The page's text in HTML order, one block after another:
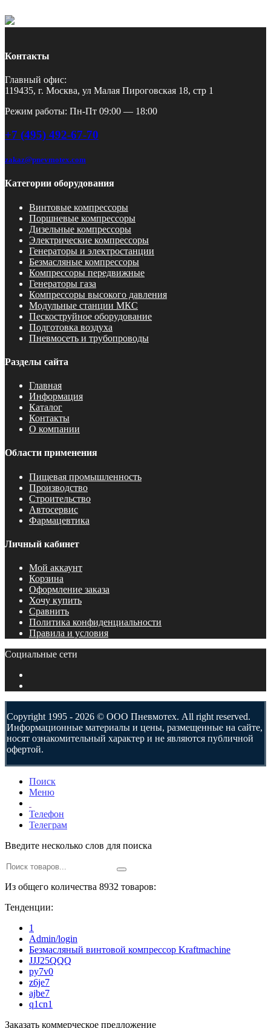
Контакты
Главный офис:
119435, г. Москва, ул Малая Пироговская 18, стр 1
Режим работы: Пн-Пт 09:00 — 18:00
+7 (495) 492-67-70
zakaz@pnevmotex.com
Категории оборудования
Винтовые компрессоры
Поршневые компрессоры
Дизельные компрессоры
Электрические компрессоры
Генераторы и электростанции
Безмасляные компрессоры
Компрессоры передвижные
Генераторы газа
Компрессоры высокого давления
Модульные станции МКС
Пескоструйное оборудование
Подготовка воздуха
Пневмосеть и трубопроводы
Разделы сайта
Главная
Информация
Каталог
Контакты
О компании
Области применения
Пищевая промышленность
Производство
Строительство
Автосервис
Фармацевтика
Личный кабинет
Мой аккаунт
Корзина
Оформление заказа
Хочу купить
Сравнить
Политика конфиденциальности
Правила и условия
Социальные сети
Copyright 1995 - 2026 © ООО Пневмотех. All right reserved.
Информационные материалы и цены, размещенные на сайте,
носят ознакомительный характер и не являются публичной
офертой.
Поиск
Меню
Телефон
Телеграм
Введите несколько слов для поиска
Из общего количества 8932 товаров:
Тенденции:
1
Admin/login
Безмасляный винтовой компрессор Kraftmaсhine
JJJ25QQQ
py7v0
z6je7
ajbe7
q1cn1
Заказать коммерческое предложение